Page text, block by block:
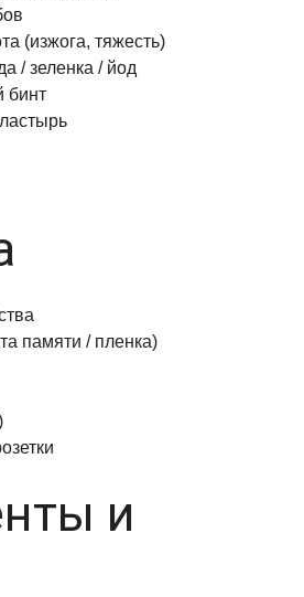
(изжога, тяжесть)
/ зеленка / йод
бинт
памяти / пленка)
и